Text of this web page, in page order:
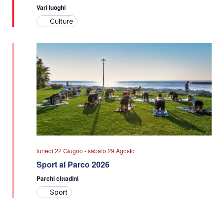
Vari luoghi
Culture
lunedì 22 Giugno -sabato 29 Agosto
Sport al Parco 2026
Parchi cittadini
Sport